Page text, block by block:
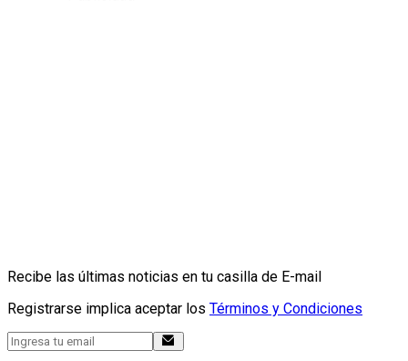
Recibe las últimas noticias en tu casilla de E-mail
Registrarse implica aceptar los Términos y Condiciones